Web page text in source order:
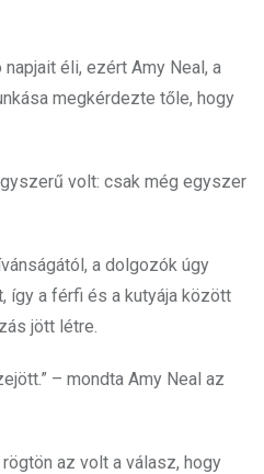
éli, ezért Amy Neal, a
megkérdezte tőle, hogy
volt: csak még egyszer
a dolgozók úgy
így a férfi és a kutyája között
jött létre.
– mondta Amy Neal az
az volt a válasz, hogy